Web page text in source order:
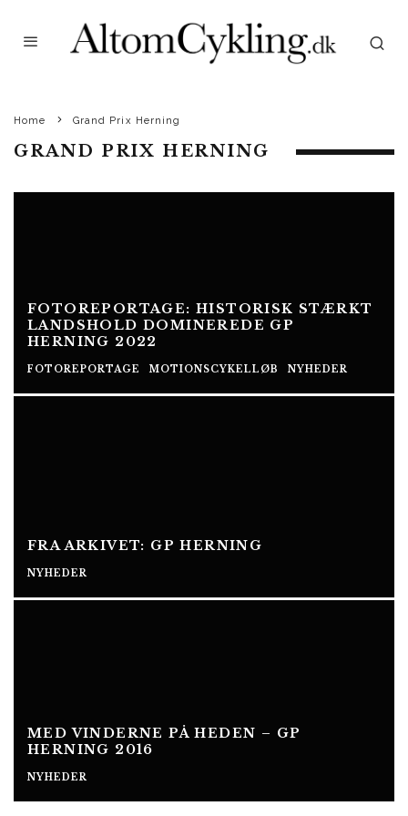
Home Grand Prix Herning
GRAND PRIX HERNING
FOTOREPORTAGE: HISTORISK STÆRKT
LANDSHOLD DOMINEREDE GP
HERNING 2022
FOTOREPORTAGE MOTIONSCYKELLØB NYHEDER
FRA ARKIVET: GP HERNING
NYHEDER
MED VINDERNE PÅ HEDEN – GP
HERNING 2016
NYHEDER